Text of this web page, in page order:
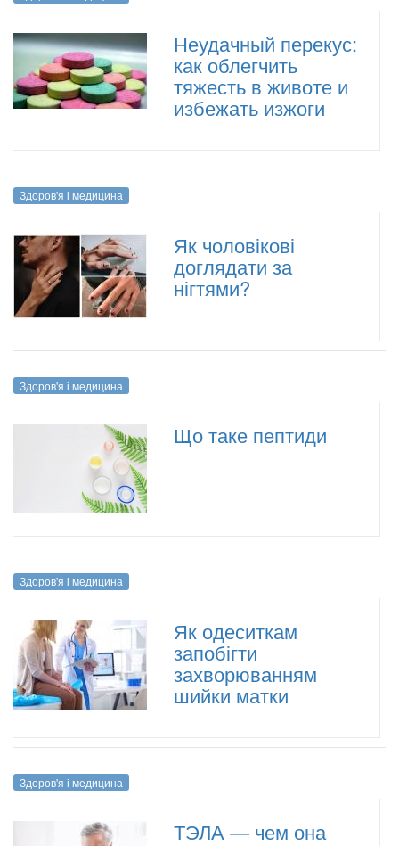
Неудачный перекус:
как облегчить
тяжесть в животе и
избежать изжоги
Здоров'я і медицина
Як чоловікові
доглядати за
нігтями?
Здоров'я і медицина
Що таке пептиди
Здоров'я і медицина
Як одеситкам
запобігти
захворюванням
шийки матки
Здоров'я і медицина
ТЭЛА — чем она